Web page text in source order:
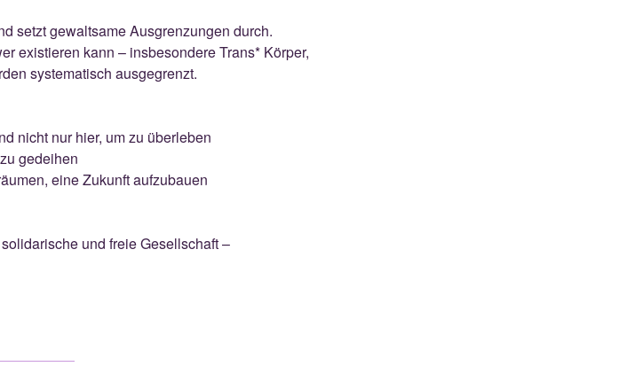
setzt gewaltsame Ausgrenzungen durch.
existieren kann – insbesondere Trans* Körper,
systematisch ausgegrenzt.
nicht nur hier, um zu überleben
gedeihen
eine Zukunft aufzubauen
und freie Gesellschaft –